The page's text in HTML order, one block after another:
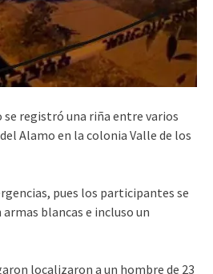
se registró una riña entre varios
Alamo en la colonia Valle de los
pues los participantes se
blancas e incluso un
localizaron a un hombre de 23